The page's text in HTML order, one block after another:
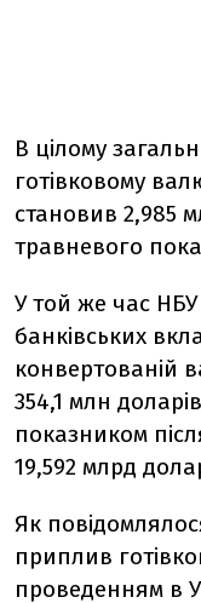
В цілому
готівковому
становив 2,985
травневого
У той же час
банківських
конвертованій
354,1 млн
показником
19,592 млрд
Як
приплив
проведенням в